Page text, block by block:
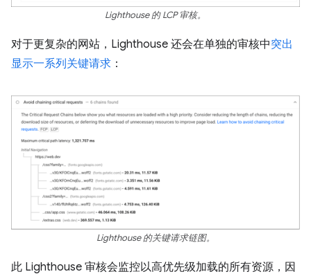
Lighthouse 的 LCP 审核。
对于更复杂的网站，Lighthouse 还会在单独的审核中突出
显示一系列关键请求 ：
Lighthouse 的关键请求链图。
此 Lighthouse 审核会监控以高优先级加载的所有资源，因